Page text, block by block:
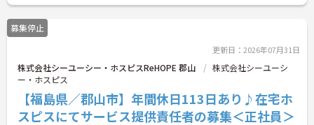
募集停止
更新日：2026年07月31日
株式会社シーユーシー・ホスピスReHOPE 郡山
株式会社シーユーシ
ー・ホスピス
【福島県／郡山市】年間休日113日あり♪在宅ホ
スピスにてサービス提供責任者の募集＜正社員＞